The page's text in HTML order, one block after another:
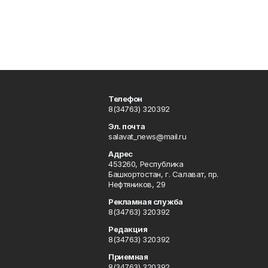
Телефон
8(34763) 320392
Эл. почта
salavat_news@mail.ru
Адрес
453260, Республика
Башкортостан, г. Салават, пр.
Нефтяников, 29
Рекламная служба
8(34763) 320392
Редакция
8(34763) 320392
Приемная